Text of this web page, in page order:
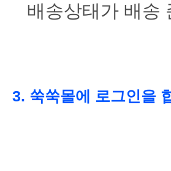
배송상태가 배송
3. 쑥쑥몰에 로그인을